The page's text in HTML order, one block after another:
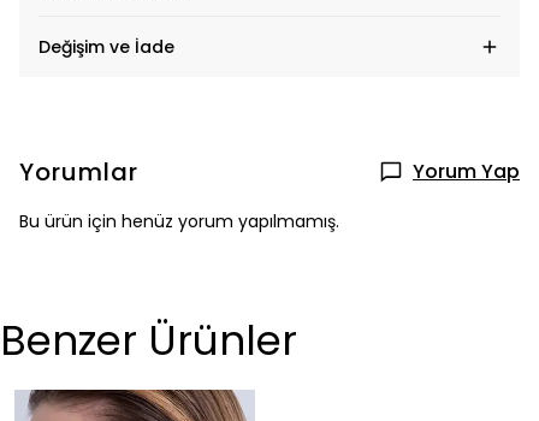
Değişim ve İade
Yorumlar Yorum Yap
Bu ürün için henüz yorum yapılmamış.
Benzer Ürünler